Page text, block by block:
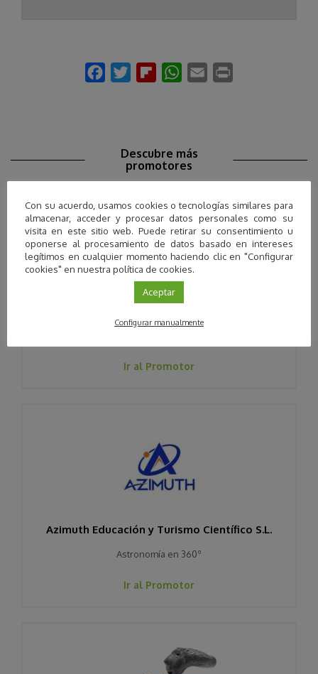
Descubre más
promotores
Clisol turismo agrícola
Visitas Turismo cientifico sobre la ciencia, innovación y
Ir al Promotor
Azimuth Educación y Turismo Científico S.L.
Astronomía en 360º
Ir al Promotor
Con su acuerdo, usamos cookies o tecnologías similares para
almacenar, acceder y procesar datos personales como su
visita en este sitio web. Puede retirar su consentimiento u
oponerse al procesamiento de datos basado en intereses
legítimos en cualquier momento haciendo clic en "Configurar
cookies" en nuestra política de cookies.
Aceptar
Configurar manualmente